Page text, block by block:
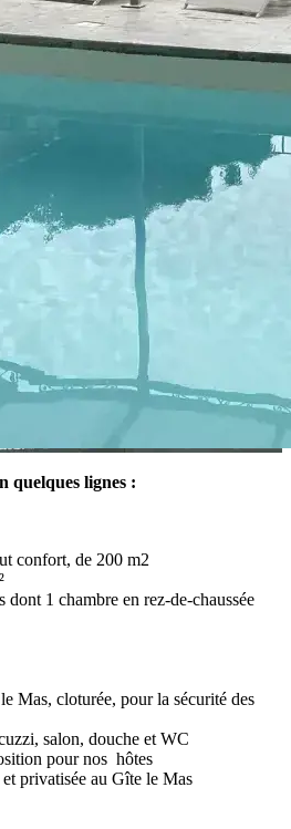
quelques lignes :
confort, de 200 m2
dont 1 chambre en rez-de-chaussée
Mas, cloturée, pour la sécurité des
salon, douche et WC
pour nos hôtes
privatisée au Gîte le Mas